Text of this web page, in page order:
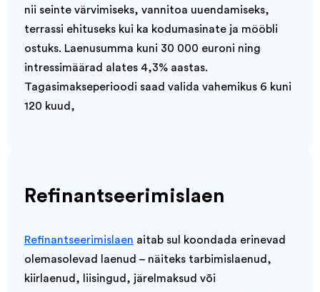
nii seinte värvimiseks, vannitoa uuendamiseks,
terrassi ehituseks kui ka kodumasinate ja mööbli
ostuks. Laenusumma kuni 30 000 euroni ning
intressimäärad alates 4,3% aastas.
Tagasimakseperioodi saad valida vahemikus 6 kuni
120 kuud,
Refinantseerimislaen
Refinantseerimislaen aitab sul koondada erinevad
olemasolevad laenud – näiteks tarbimislaenud,
kiirlaenud, liisingud, järelmaksud või